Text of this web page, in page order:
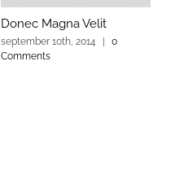
Donec Magna Velit
september 10th, 2014
0
Comments